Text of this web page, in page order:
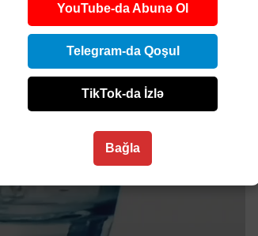
YouTube-da Abunə Ol
Telegram-da Qoşul
TikTok-da İzlə
Bağla